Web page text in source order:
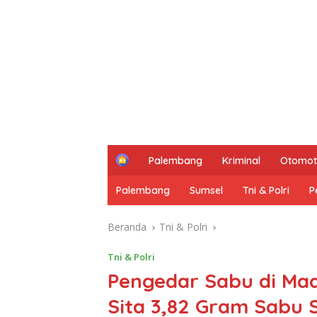
H
m
e
Palembang Kriminal
Palembang Sumsel Tni & Polri
Beranda Tni & Polri
Tni & Polri
Pengedar Sabu di
Sita 3,82 Gram Sabu